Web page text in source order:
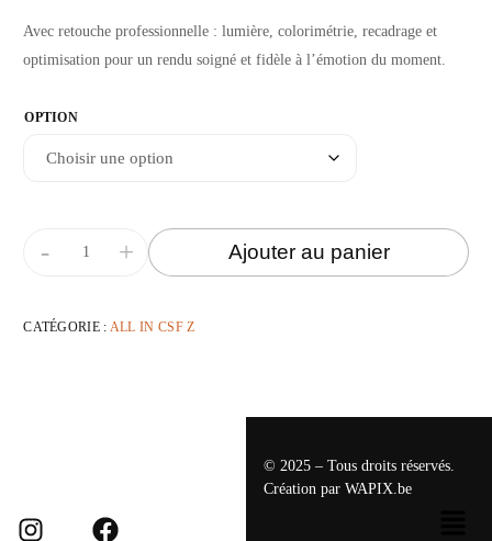
Avec retouche professionnelle : lumière, colorimétrie, recadrage et
optimisation pour un rendu soigné et fidèle à l’émotion du moment.
OPTION
+
- Ajouter au panier
CATÉGORIE : ALL IN CSF Z
© 2025 – Tous droits réservés.
Création par WAPIX.be